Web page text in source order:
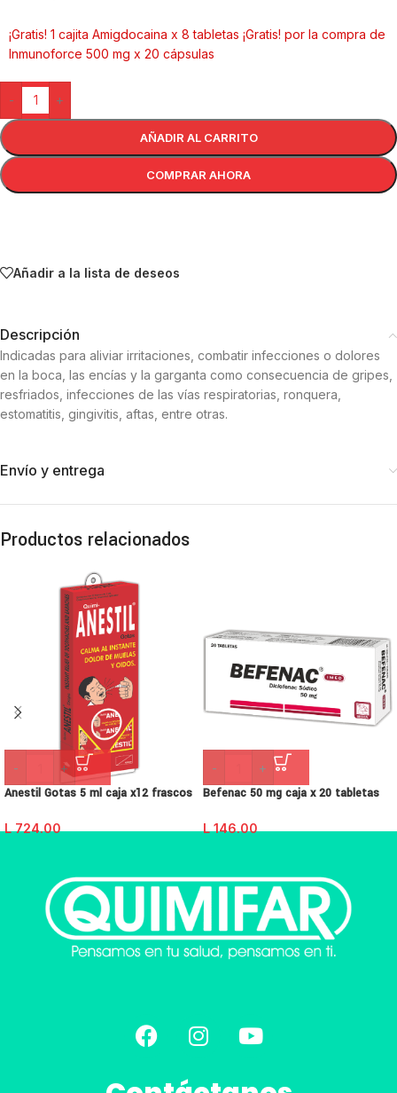
¡Gratis! 1 cajita Amigdocaina x 8 tabletas ¡Gratis! por la compra de
Inmunoforce 500 mg x 20 cápsulas
- +
AÑADIR AL CARRITO
COMPRAR AHORA
Añadir a la lista de deseos
Descripción
Indicadas para aliviar irritaciones, combatir infecciones o dolores
en la boca, las encías y la garganta como consecuencia de gripes,
resfriados, infecciones de las vías respiratorias, ronquera,
estomatitis, gingivitis, aftas, entre otras.
Envío y entrega
Productos relacionados
- +
Anestil Gotas 5 ml caja x12 frascos
L724.00
- +
Befenac 50 mg caja x 20 tabletas
L146.00